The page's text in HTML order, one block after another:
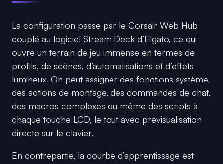
La configuration passe par le Corsair Web Hub
couplé au logiciel Stream Deck d’Elgato, ce qui
ouvre un terrain de jeu immense en termes de
profils, de scènes, d’automatisations et d’effets
lumineux. On peut assigner des fonctions système,
des actions de montage, des commandes de chat,
des macros complexes ou même des scripts à
chaque touche LCD, le tout avec prévisualisation
directe sur le clavier.
En contrepartie, la courbe d’apprentissage est